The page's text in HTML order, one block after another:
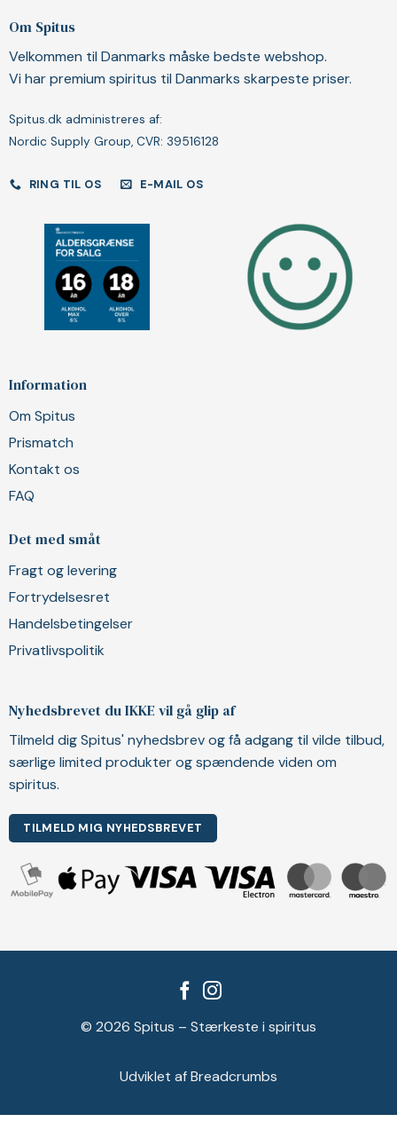
Om Spitus
Velkommen til Danmarks måske bedste webshop.
Vi har premium spiritus til Danmarks skarpeste priser.
Spitus.dk administreres af:
Nordic Supply Group, CVR: 39516128
RING TIL OS E-MAIL OS
Information
Om Spitus
Prismatch
Kontakt os
FAQ
Det med småt
Fragt og levering
Fortrydelsesret
Handelsbetingelser
Privatlivspolitik
Nyhedsbrevet du IKKE vil gå glip af
Tilmeld dig Spitus' nyhedsbrev og få adgang til vilde tilbud,
særlige limited produkter og spændende viden om
spiritus.
TILMELD MIG NYHEDSBREVET
© 2026 Spitus – Stærkeste i spiritus
Udviklet af Breadcrumbs